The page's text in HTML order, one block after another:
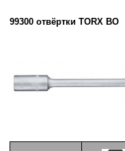
99300 отвёртки TORX BO